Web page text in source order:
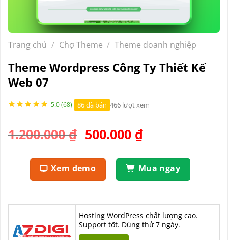
Trang chủ / Chợ Theme / Theme doanh nghiệp
Theme Wordpress Công Ty Thiết Kế
Web 07
5.0 (68) 86 đã bán 466 lượt xem
1.200.000₫ Giá
là:
1.200.000 ₫.
500.000 ₫Giá
tại
là:
Xem demo Mua ngay
Hosting WordPress chất lượng cao.
Support tốt. Dùng thử 7 ngày.